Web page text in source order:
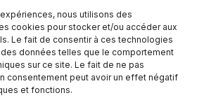
nous utilisons des
cookies pour stocker et/ou accéder aux
Le fait de consentir à ces technologies
données telles que le comportement
sur ce site. Le fait de ne pas
consentement peut avoir un effet négatif
et fonctions.
H1Y 2J9 Canada